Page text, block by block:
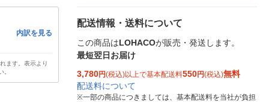
内訳を見る
ます。表示より
。
配送情報・送料について
この商品はLOHACOが販売・発送します。
最短翌日お届け
3,780円(税込)以上で基本配送料550円(税込)無料
配送料について
※一部の商品につきましては、基本配送料を当社が負担